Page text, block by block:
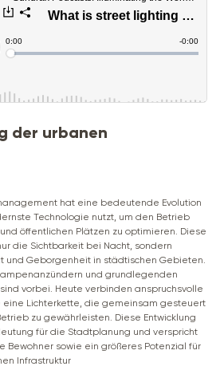
der urbanen
hat eine bedeutende Evolution
Technologie nutzt, um den Betrieb
öffentlichen Plätzen zu optimieren. Diese
die Sichtbarkeit bei Nacht, sondern
und Geborgenheit in städtischen Gebieten.
und grundlegenden
vorbei. Heute verbinden anspruchsvolle
eine Lichterkette, die gemeinsam gesteuert
zu gewährleisten. Diese Entwicklung
für die Stadtplanung und verspricht
Bewohner sowie ein größeres Potenzial für
Infrastruktur